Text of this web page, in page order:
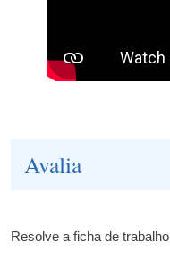
Avalia
Resolve a ficha de trabalho